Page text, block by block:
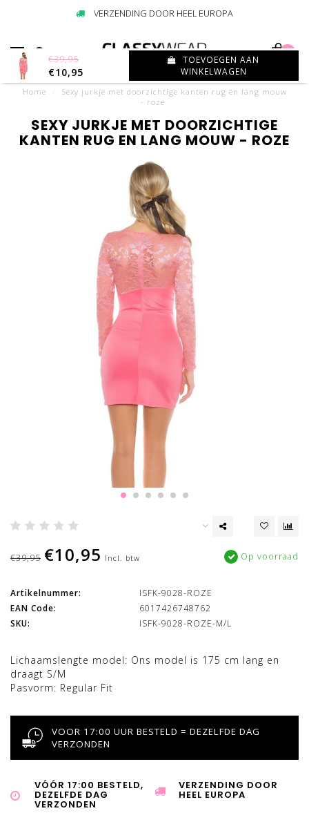
VERZENDING DOOR HEEL EUROPA
0
Home
Sexy jurkje met doorzichtige kanten rug en lang mouw
- roze
€39,95
€10,95
TOEVOEGEN AAN
WINKELWAGEN
SEXY JURKJE MET DOORZICHTIGE
KANTEN RUG EN LANG MOUW - ROZE
€39,95 €10,95 Incl. btw Op voorraad
Artikelnummer:
ISFK-9028-ROZE
EAN Code:
6017426748762
SKU:
ISFK-9028-ROZE-M/L
Lichaamslengte model: Ons model is 175 cm lang en
draagt S/M
Pasvorm: Regular Fit
VOOR 17:00 UUR BESTELD = DEZELFDE DAG
VERZONDEN
VÓÓR 17:00 BESTELD,
DEZELFDE DAG
VERZONDEN
VERZENDING DOOR
HEEL EUROPA